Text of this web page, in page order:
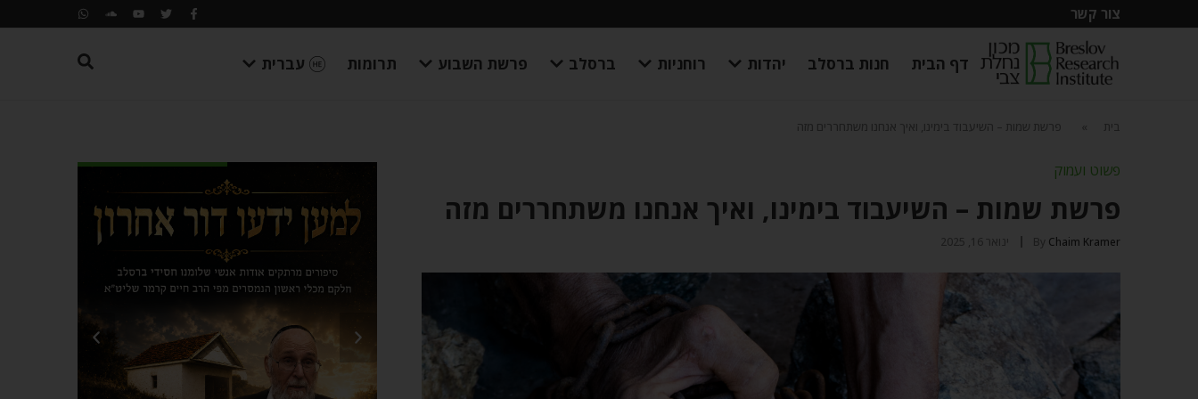
צור קשר
דף הבית חנות ברסלב יהדות רוחניות ברסלב פרשת השבוע תרומות עברית
בית פרשת שמות – השיעבוד בימינו, ואיך אנחנו משתחררים מזה
פשוט ועמוק
פרשת שמות – השיעבוד בימינו, ואיך אנחנו משתחררים מזה
By Chaim Kramer ינואר 16, 2025